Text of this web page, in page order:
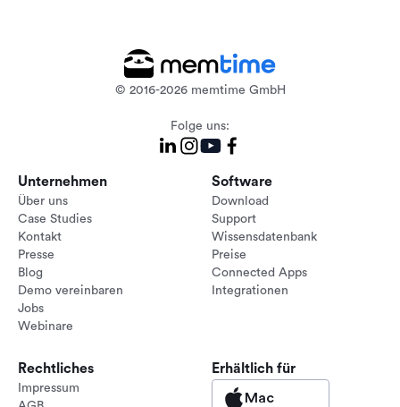
© 2016-2026 memtime GmbH
Folge uns:
Unternehmen
Über uns
Case Studies
Kontakt
Presse
Blog
Demo vereinbaren
Jobs
Webinare
Software
Download
Support
Wissensdatenbank
Preise
Connected Apps
Integrationen
Rechtliches
Impressum
Erhältlich für
Mac